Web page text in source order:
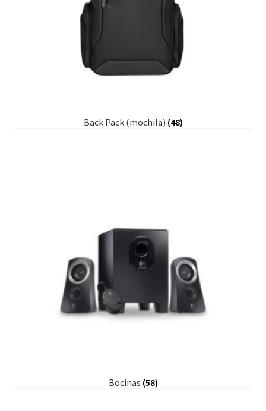
Back Pack (mochila) (48)
Bocinas (58)